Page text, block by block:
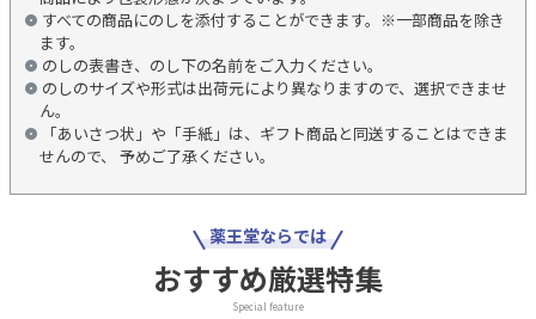
すべての商品にのしを添付することができます。※一部商品を除き
ます。
のしの表書き、のし下の名前をご入力ください。
のしのサイズや形式は出荷元により異なりますので、選択できませ
ん。
「あいさつ状」や「手紙」は、ギフト商品と同送することはできま
せんので、 予めご了承ください。
薬王堂ならでは
おすすめ厳選特集
Special feature